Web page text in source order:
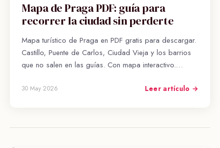
Mapa de Praga PDF: guía para
recorrer la ciudad sin perderte
Mapa turístico de Praga en PDF gratis para descargar.
Castillo, Puente de Carlos, Ciudad Vieja y los barrios
que no salen en las guías. Con mapa interactivo.…
30 May 2026 Leer artículo →